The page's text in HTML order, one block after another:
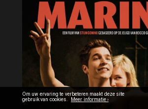
Om uw ervaring te verbeteren maakt deze site
gebruik van cookies. Meer informatie ›